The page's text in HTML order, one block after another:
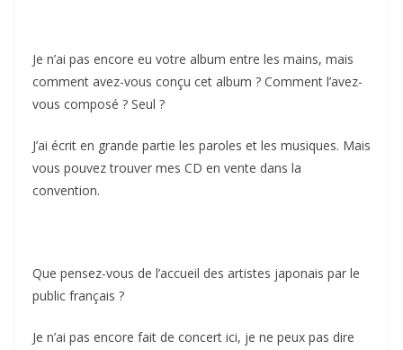
Je n’ai pas encore eu votre album entre les mains, mais
comment avez-vous conçu cet album ? Comment l’avez-
vous composé ? Seul ?
J’ai écrit en grande partie les paroles et les musiques. Mais
vous pouvez trouver mes CD en vente dans la
convention.
Que pensez-vous de l’accueil des artistes japonais par le
public français ?
Je n’ai pas encore fait de concert ici, je ne peux pas dire